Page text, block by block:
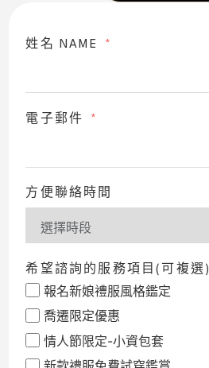
姓名 NAME
電子郵件
方便聯絡時間
希望諮詢的服務項目(可複選)
報名新娘禮服風格鑑定
喬遷限定優惠
情人節限定-小資包套